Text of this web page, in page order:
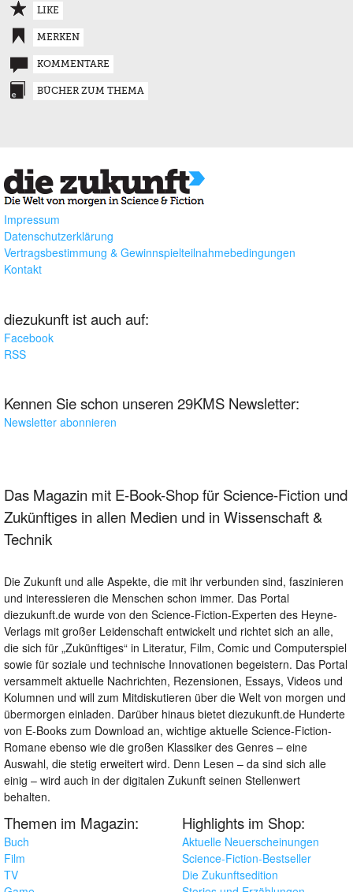
LIKE
MERKEN
KOMMENTARE
BÜCHER ZUM THEMA
Impressum
Datenschutzerklärung
Vertragsbestimmung & Gewinnspielteilnahmebedingungen
Kontakt
diezukunft ist auch auf:
Facebook
RSS
Kennen Sie schon unseren 29KMS Newsletter:
Newsletter abonnieren
Das Magazin mit E-Book-Shop für Science-Fiction und
Zukünftiges in allen Medien und in Wissenschaft &
Technik
Die Zukunft und alle Aspekte, die mit ihr verbunden sind, faszinieren
und interessieren die Menschen schon immer. Das Portal
diezukunft.de wurde von den Science-Fiction-Experten des Heyne-
Verlags mit großer Leidenschaft entwickelt und richtet sich an alle,
die sich für „Zukünftiges“ in Literatur, Film, Comic und Computerspiel
sowie für soziale und technische Innovationen begeistern. Das Portal
versammelt aktuelle Nachrichten, Rezensionen, Essays, Videos und
Kolumnen und will zum Mitdiskutieren über die Welt von morgen und
übermorgen einladen. Darüber hinaus bietet diezukunft.de Hunderte
von E-Books zum Download an, wichtige aktuelle Science-Fiction-
Romane ebenso wie die großen Klassiker des Genres – eine
Auswahl, die stetig erweitert wird. Denn Lesen – da sind sich alle
einig – wird auch in der digitalen Zukunft seinen Stellenwert
behalten.
Themen im Magazin:
Buch
Film
TV
Highlights im Shop:
Aktuelle Neuerscheinungen
Science-Fiction-Bestseller
Die Zukunftsedition